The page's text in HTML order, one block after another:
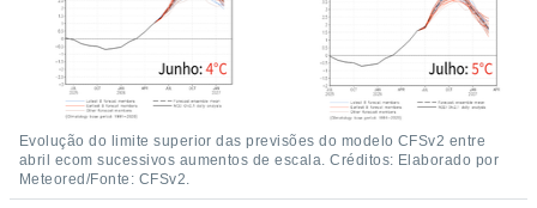
Evolução do limite superior das previsões do modelo CFSv2 entre
abril ecom sucessivos aumentos de escala. Créditos: Elaborado por
Meteored/Fonte: CFSv2.